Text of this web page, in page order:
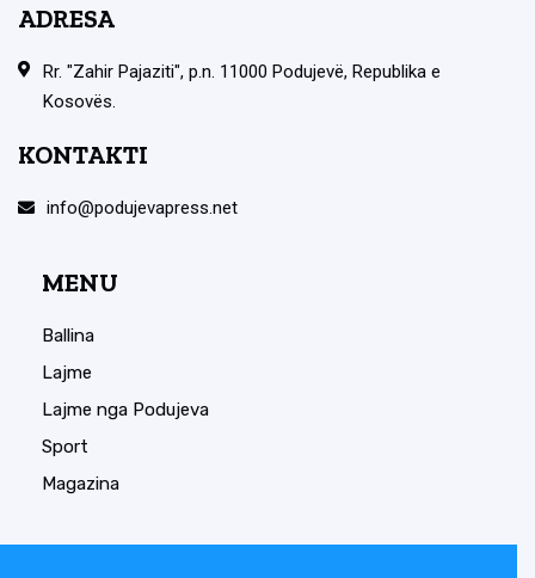
ADRESA
Rr. "Zahir Pajaziti", p.n. 11000 Podujevë, Republika e
Kosovës.
KONTAKTI
info@podujevapress.net
MENU
Ballina
Lajme
Lajme nga Podujeva
Sport
Magazina